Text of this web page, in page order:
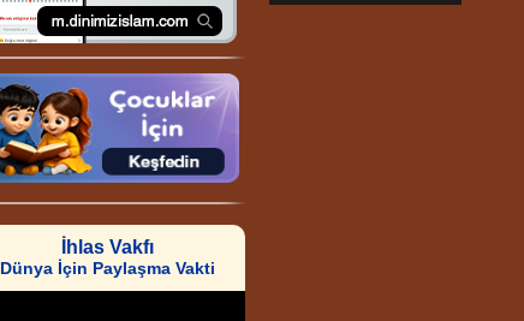
İhlas Vakfı
Dünya İçin Paylaşma Vakti